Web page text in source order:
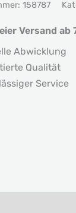
158787
Versand ab
Abwicklung
Qualität
Service